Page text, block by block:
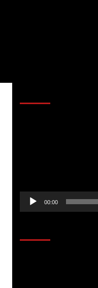
00:00